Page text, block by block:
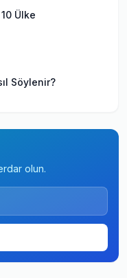
Ülke
Söylenir?
olun.